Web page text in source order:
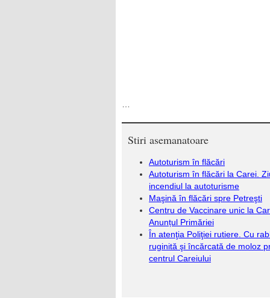
Stiri asemanatoare
Autoturism în flăcări
Autoturism în flăcări la Carei.
incendiul la autoturisme
Maşină în flăcări spre Petreşti
Centru de Vaccinare unic la
Anunțul Primăriei
În atenţia Poliţiei rutiere. Cu
ruginită şi încărcată de moloz
centrul Careiului